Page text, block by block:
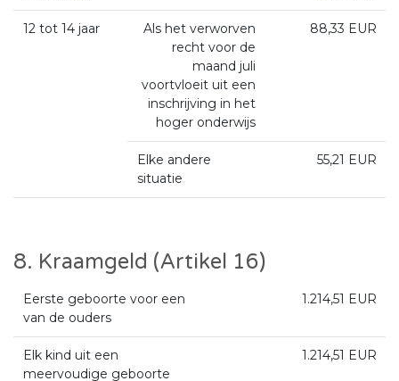
12 tot 14 jaar
Als het verworven
recht voor de
maand juli
voortvloeit uit een
inschrijving in het
hoger onderwijs
88,33 EUR
Elke andere
situatie
55,21 EUR
8. Kraamgeld (Artikel 16)
Eerste geboorte voor een
van de ouders
1.214,51 EUR
Elk kind uit een
meervoudige geboorte
1.214,51 EUR